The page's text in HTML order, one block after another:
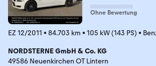
Ohne Bewertung
EZ 12/2011 • 84.703 km • 105 kW (143 PS) •
NORDSTERNE GmbH & Co. KG
49586 Neuenkirchen OT Lintern